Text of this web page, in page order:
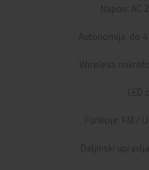
Napon:
Autonomija: do
Wireless
LED
Funkcije: FM /
Daljinski